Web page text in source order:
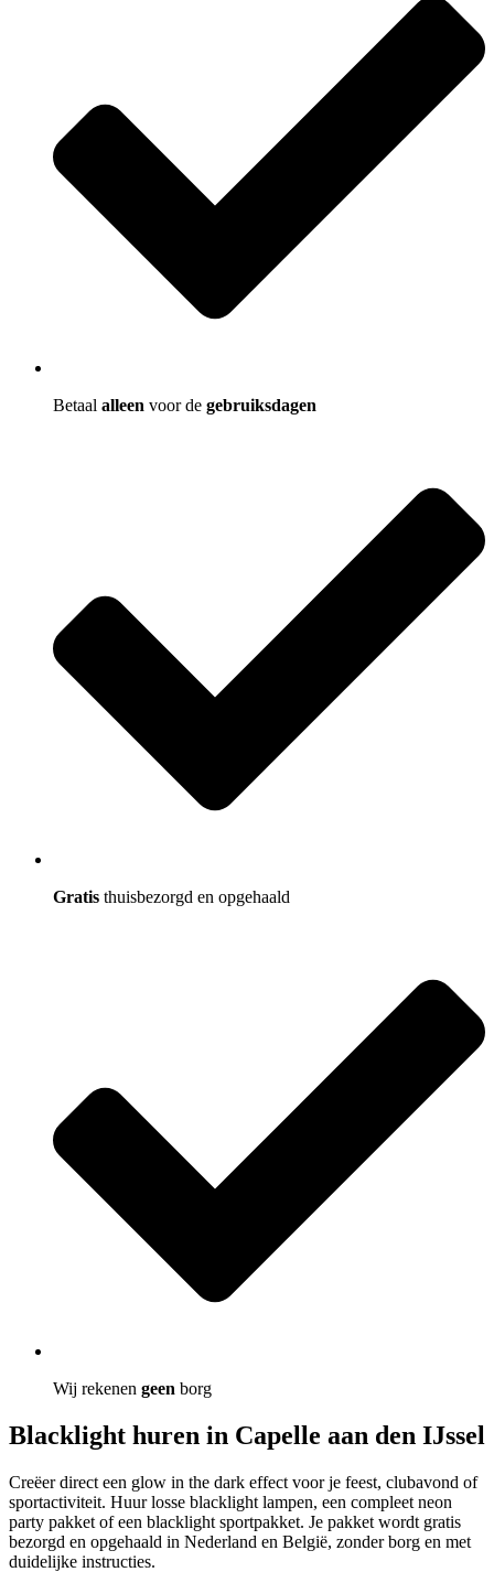
Betaal alleen voor de gebruiksdagen
Gratis thuisbezorgd en opgehaald
Wij rekenen geen borg
Blacklight huren in Capelle aan den IJssel
Creëer direct een glow in the dark effect voor je feest, clubavond of
sportactiviteit. Huur losse blacklight lampen, een compleet neon
party pakket of een blacklight sportpakket. Je pakket wordt gratis
bezorgd en opgehaald in Nederland en België, zonder borg en met
duidelijke instructies.